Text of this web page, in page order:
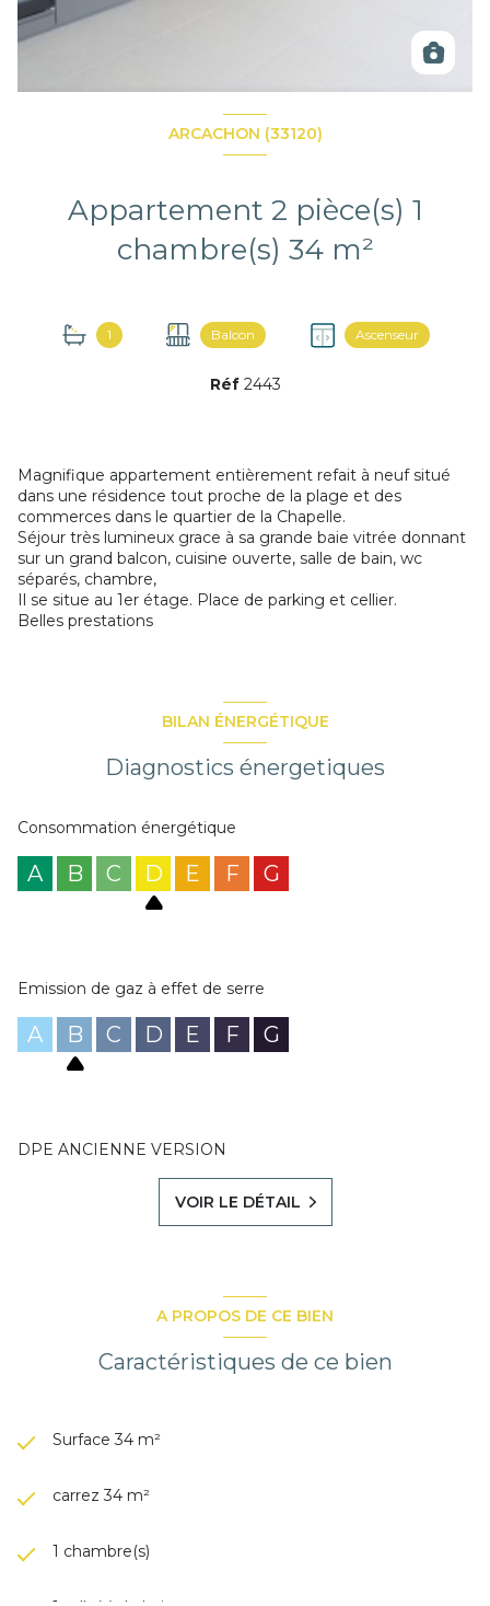
ARCACHON (33120)
Appartement 2 pièce(s) 1
chambre(s) 34 m²
1 Balcon Ascenseur
Réf 2443
Magnifique appartement entièrement refait à neuf situé
dans une résidence tout proche de la plage et des
commerces dans le quartier de la Chapelle.
Séjour très lumineux grace à sa grande baie vitrée donnant
sur un grand balcon, cuisine ouverte, salle de bain, wc
séparés, chambre,
Il se situe au 1er étage. Place de parking et cellier.
Belles prestations
BILAN ÉNERGÉTIQUE
Diagnostics énergetiques
Consommation énergétique
A B C D E F G
Emission de gaz à effet de serre
A B C D E F G
DPE ANCIENNE VERSION
VOIR LE DÉTAIL
A PROPOS DE CE BIEN
Caractéristiques de ce bien
Surface 34 m²
carrez 34 m²
1 chambre(s)